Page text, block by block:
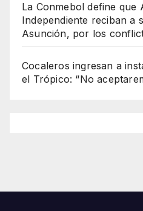
La Conmebol define que
Independiente reciban a
Asunción, por los
Cocaleros ingresan a
el Trópico: “No